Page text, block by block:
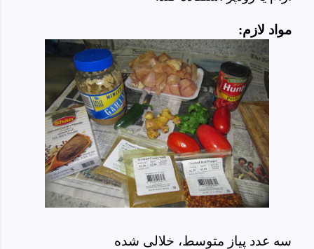
مواد لازم:
سه عدد پیاز متوسط، خلالی شده